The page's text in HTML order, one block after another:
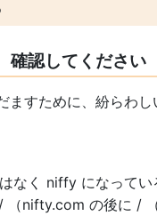
確認してください
ますために、紛らわ
く niffy になってい
nifty.com の後に /